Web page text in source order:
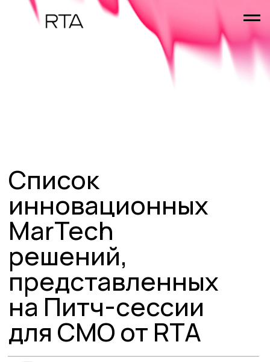
15 выступлений поставщиков
диджитал-решений
на очной сессии 24 октября
Скачать презентацию
MarTech
решений,
представленных
на Питч-сессии
для CMO от RTA